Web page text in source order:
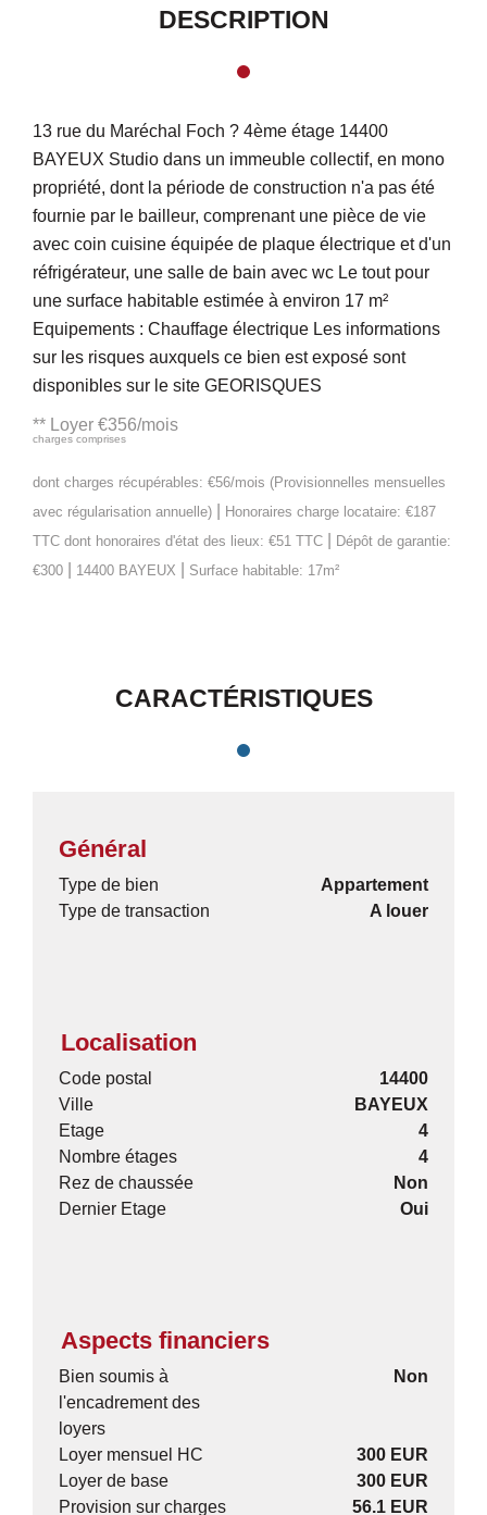
DESCRIPTION
13 rue du Maréchal Foch ? 4ème étage 14400
BAYEUX Studio dans un immeuble collectif, en mono
propriété, dont la période de construction n'a pas été
fournie par le bailleur, comprenant une pièce de vie
avec coin cuisine équipée de plaque électrique et d'un
réfrigérateur, une salle de bain avec wc Le tout pour
une surface habitable estimée à environ 17 m²
Equipements : Chauffage électrique Les informations
sur les risques auxquels ce bien est exposé sont
disponibles sur le site GEORISQUES
** Loyer €356/mois
charges comprises
dont charges récupérables: €56/mois (Provisionnelles mensuelles
avec régularisation annuelle)
Honoraires charge locataire: €187
TTC dont honoraires d'état des lieux: €51 TTC
Dépôt de garantie:
€300
14400 BAYEUX Surface habitable: 17m²
CARACTÉRISTIQUES
Général
Type de bien
Appartement
Type de transaction
A louer
Localisation
Code postal
14400
Ville
BAYEUX
Etage
4
Nombre étages
4
Rez de chaussée
Non
Dernier Etage
Oui
Aspects financiers
Bien soumis à
l'encadrement des
loyers
Non
Loyer mensuel HC
300 EUR
Loyer de base
300 EUR
Provision sur charges
56.1 EUR